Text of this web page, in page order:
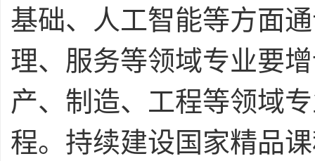
基础、人工智能等方面
理、服务等领域专业要
产、制造、工程等领域
程。持续建设国家精品